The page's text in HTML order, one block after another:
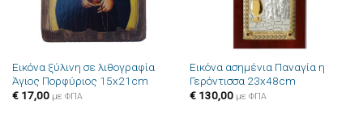
Εικόνα ξύλινη σε λιθογραφία
Άγιος Πορφύριος 15x21cm
€17,00 με ΦΠΑ
Εικόνα ασημένια Παναγία η
Γερόντισσα 23x48cm
€130,00 με ΦΠΑ